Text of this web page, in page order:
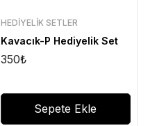
HEDIYELIK SETLER
Kavacık-P Hediyelik Set
350₺
Sepete Ekle